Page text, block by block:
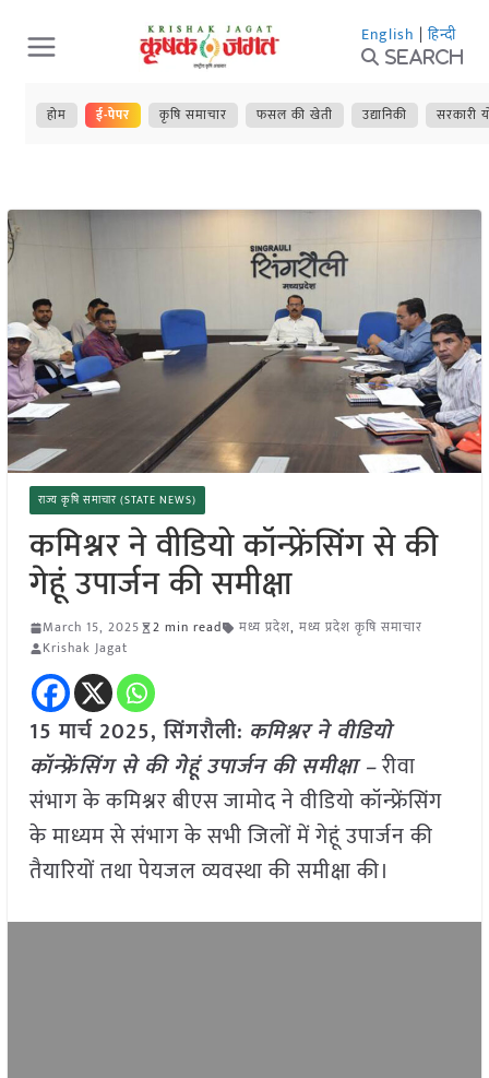
Skip
to
content
English | हिन्दी
Search
होम ई-पेपर कृषि समाचार फसल की खेती उद्यानिकी सरकारी
राज्य कृषि समाचार (STATE NEWS)
कमिश्नर ने वीडियो कॉन्फ्रेंसिंग से की
गेहूं उपार्जन की समीक्षा
March 15, 2025 2 min read मध्य प्रदेश, मध्य प्रदेश कृषि समाचार
Krishak Jagat
15 मार्च 2025,सिंगरौली: कमिश्नर ने वीडियो
कॉन्फ्रेंसिंग से की गेहूं उपार्जन की समीक्षा –रीवा
संभाग के कमिश्नर बीएस जामोद ने वीडियो कॉन्फ्रेंसिंग
के माध्यम से संभाग के सभी जिलों में गेहूं उपार्जन की
तैयारियों तथा पेयजल व्यवस्था की समीक्षा की।